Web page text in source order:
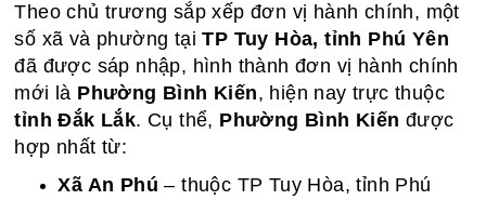
Theo chủ trương sắp xếp đơn vị hành chính, một
số xã và phường tạiTP Tuy Hòa, tỉnh Phú Yên
đã được sáp nhập, hình thành đơn vị hành chính
mới là Phường Bình Kiến, hiện nay trực thuộc
tỉnh Đắk Lắk. Cụ thể, Phường Bình Kiến được
hợp nhất từ:
Xã An Phú – thuộc TP Tuy Hòa, tỉnh Phú